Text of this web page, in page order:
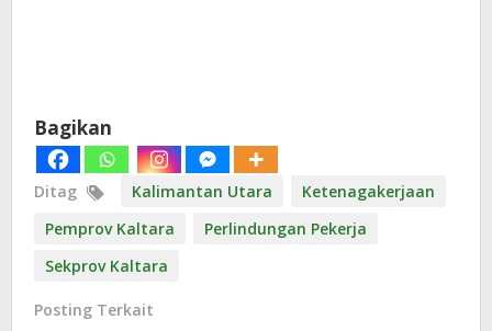
Bagikan
Ditag Kalimantan Utara
Ketenagakerjaan
Pemprov Kaltara
Perlindungan Pekerja
Sekprov Kaltara
Posting Terkait